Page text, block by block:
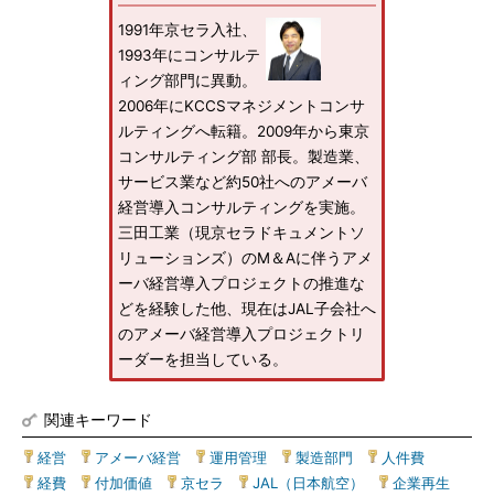
1991年京セラ入社、
1993年にコンサルテ
ィング部門に異動。
2006年にKCCSマネジメントコンサ
ルティングへ転籍。2009年から東京
コンサルティング部 部長。製造業、
サービス業など約50社へのアメーバ
経営導入コンサルティングを実施。
三田工業（現京セラドキュメントソ
リューションズ）のM＆Aに伴うアメ
ーバ経営導入プロジェクトの推進な
どを経験した他、現在はJAL子会社へ
のアメーバ経営導入プロジェクトリ
ーダーを担当している。
関連キーワード
経営 アメーバ経営 運用管理 製造部門 人件費
経費
付加価値 京セラ JAL（日本航空） 企業再生